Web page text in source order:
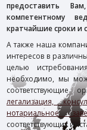
предоставить
компетентному
кратчайшие сроки и
А также наша
интересов в
целью
необходимо, мы
легализация,
нотариальное
соответствующих